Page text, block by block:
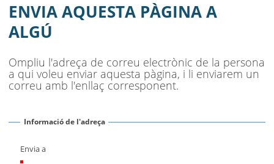
ENVIA AQUESTA PÀGINA A
ALGÚ
Ompliu l'adreça de correu electrònic de la persona
a qui voleu enviar aquesta pàgina, i li enviarem un
correu amb l'enllaç corresponent.
Informació de l'adreça
Envia a